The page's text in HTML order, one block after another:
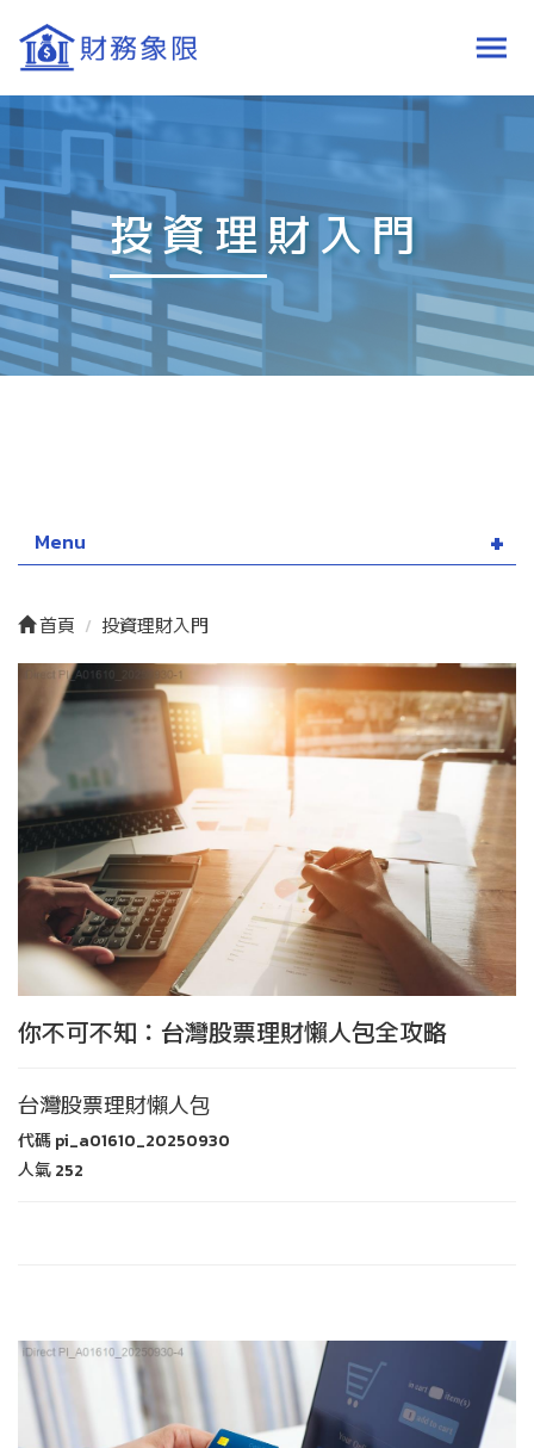
投資理財入門
Menu
首頁 投資理財入門
你不可不知：台灣股票理財懶人包全攻略
台灣股票理財懶人包
代碼pi_a01610_20250930
人氣252